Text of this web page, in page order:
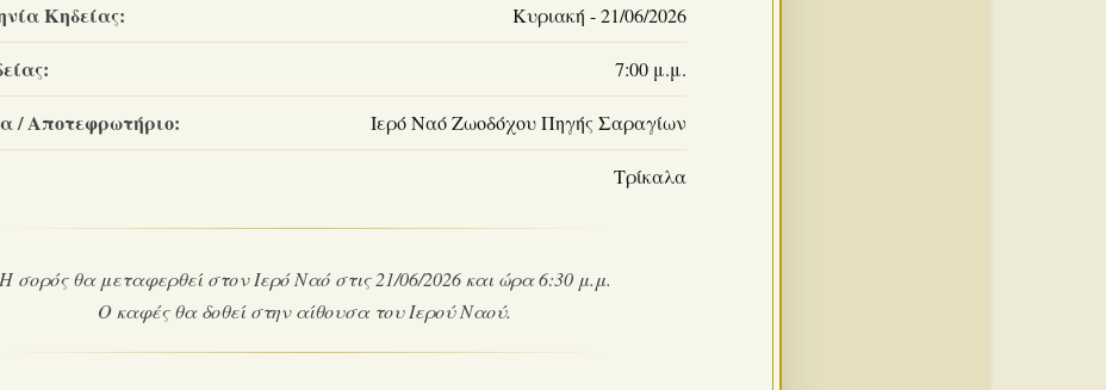
Κηδείας: Κυριακή - 21/06/2026
7:00 μ.μ.
/ Αποτεφρωτήριο: Ιερό Ναό Ζωοδόχου Πηγής Σαραγίων
Τρίκαλα
Η σορός θα μεταφερθεί στον Ιερό Ναό στις 21/06/2026 και ώρα 6:30 μ.μ.
Ο καφές θα δοθεί στην αίθουσα του Ιερού Ναού.